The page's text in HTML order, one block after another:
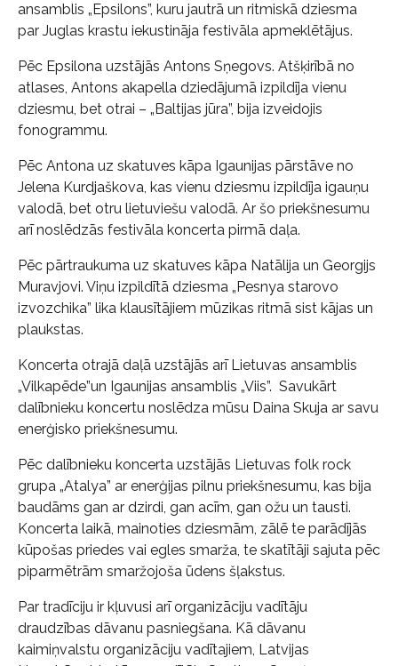
ansamblis „Epsilons”, kuru jautrā un ritmiskā dziesma
par Juglas krastu iekustināja festivāla apmeklētājus.
Pēc Epsilona uzstājās Antons Sņegovs. Atšķirībā no
atlases, Antons akapella dziedājumā izpildīja vienu
dziesmu, bet otrai – „Baltijas jūra”, bija izveidojis
fonogrammu.
Pēc Antona uz skatuves kāpa Igaunijas pārstāve no
Jelena Kurdjaškova, kas vienu dziesmu izpildīja igauņu
valodā, bet otru lietuviešu valodā. Ar šo priekšnesumu
arī noslēdzās festivāla koncerta pirmā daļa.
Pēc pārtraukuma uz skatuves kāpa Natālija un Georgijs
Muravjovi. Viņu izpildītā dziesma „Pesnya starovo
izvozchika” lika klausītājiem mūzikas ritmā sist kājas un
plaukstas.
Koncerta otrajā daļā uzstājās arī Lietuvas ansamblis
„Vilkapēde”un Igaunijas ansamblis „Viis”. Savukārt
dalībnieku koncertu noslēdza mūsu Daina Skuja ar savu
enerģisko priekšnesumu.
Pēc dalībnieku koncerta uzstājās Lietuvas folk rock
grupa „Atalya” ar enerģijas pilnu priekšnesumu, kas bija
baudāms gan ar dzirdi, gan acīm, gan ožu un tausti.
Koncerta laikā, mainoties dziesmām, zālē te parādījās
kūpošas priedes vai egles smarža, te skatītāji sajuta pēc
piparmētrām smaržojoša ūdens šļakstus.
Par tradīciju ir kļuvusi arī organizāciju vadītāju
draudzības dāvanu pasniegšana. Kā dāvanu
kaimiņvalstu organizāciju vadītajiem, Latvijas